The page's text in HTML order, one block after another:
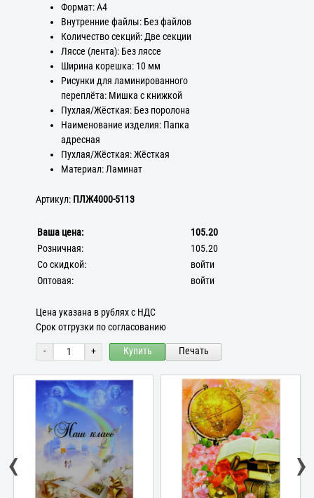
Формат: А4
Внутренние файлы: Без файлов
Количество секций: Две секции
Ляссе (лента): Без ляссе
Ширина корешка: 10 мм
Рисунки для ламинированного
переплёта: Мишка с книжкой
Пухлая/Жёсткая: Без поролона
Наименование изделия: Папка
адресная
Пухлая/Жёсткая: Жёсткая
Материал: Ламинат
Артикул: ПЛЖ4000-5113
Ваша цена:
105.20
Розничная:
105.20
Со скидкой:
войти
Оптовая:
войти
Цена указана в рублях с НДС
Срок отгрузки по согласованию
- + Купить Печать
‹ ›